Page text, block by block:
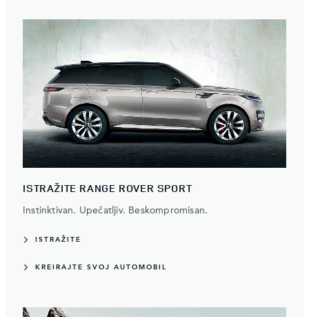
ISTRAŽITE RANGE ROVER SPORT
Instinktivan. Upečatljiv. Beskompromisan.
ISTRAŽITE
KREIRAJTE SVOJ AUTOMOBIL